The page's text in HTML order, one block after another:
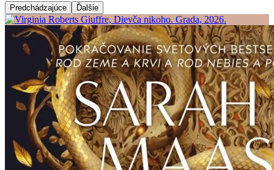
Predchádzajúce Ďalšie